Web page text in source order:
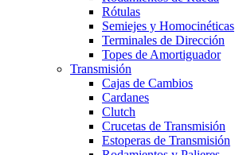
Rótulas
Semiejes y Homocinéticas
Terminales de Dirección
Topes de Amortiguador
Transmisión
Cajas de Cambios
Cardanes
Clutch
Crucetas de Transmisión
Estoperas de Transmisión